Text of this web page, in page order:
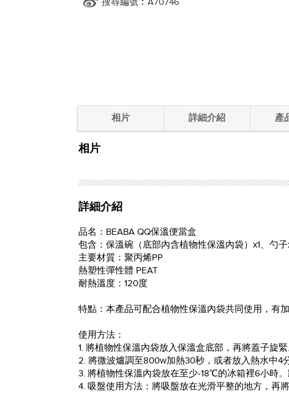
相片 詳細介紹 產
相片
詳細介紹
品名：BEABA QQ保溫便當盒
包含：保溫碗（底部內含植物性保溫內袋）x1、勺子
主要材質：聚丙烯PP
熱塑性彈性體 PEAT
耐熱溫度：120度
特點：本產品可配合植物性保溫內袋共同使用，有
使用方法：
1. 將植物性保溫內袋放入保溫盒底部，再將蓋子旋
2. 將微波爐調至800w加熱30秒，或者放入熱水中4
3. 將植物性保溫內袋放在至少-18℃的冰箱裡6小時
4. 吸盤使用方法：將吸盤放在光滑平整的地方，再